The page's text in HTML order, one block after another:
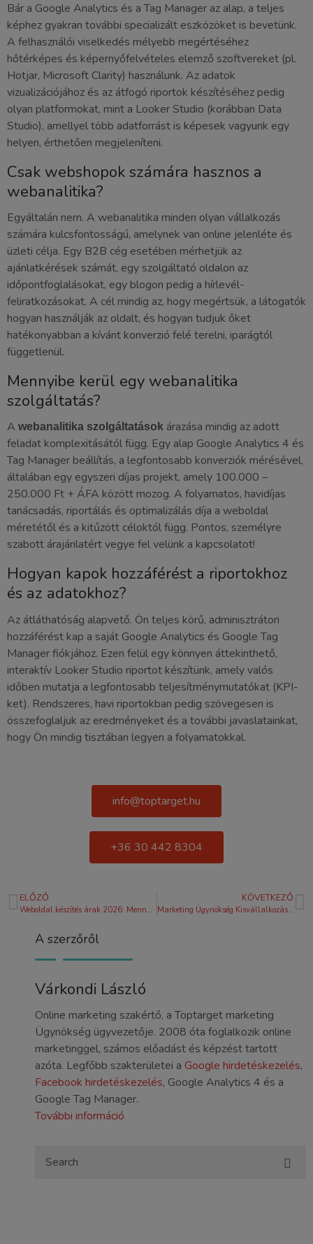
Bár a Google Analytics és a Tag Manager az alap, a teljes
képhez gyakran további specializált eszközöket is bevetünk.
A felhasználói viselkedés mélyebb megértéséhez
hőtérképes és képernyőfelvételes elemző szoftvereket (pl.
Hotjar, Microsoft Clarity) használunk. Az adatok
vizualizációjához és az átfogó riportok készítéséhez pedig
olyan platformokat, mint a Looker Studio (korábban Data
Studio), amellyel több adatforrást is képesek vagyunk egy
helyen, érthetően megjeleníteni.
Csak webshopok számára hasznos a
webanalitika?
Egyáltalán nem. A webanalitika minden olyan vállalkozás
számára kulcsfontosságú, amelynek van online jelenléte és
üzleti célja. Egy B2B cég esetében mérhetjük az
ajánlatkérések számát, egy szolgáltató oldalon az
időpontfoglalásokat, egy blogon pedig a hírlevél-
feliratkozásokat. A cél mindig az, hogy megértsük, a látogatók
hogyan használják az oldalt, és hogyan tudjuk őket
hatékonyabban a kívánt konverzió felé terelni, iparágtól
függetlenül.
Mennyibe kerül egy webanalitika
szolgáltatás?
A webanalitika szolgáltatások árazása mindig az adott
feladat komplexitásától függ. Egy alap Google Analytics 4 és
Tag Manager beállítás, a legfontosabb konverziók mérésével,
általában egy egyszeri díjas projekt, amely 100.000 –
250.000 Ft + ÁFA között mozog. A folyamatos, havidíjas
tanácsadás, riportálás és optimalizálás díja a weboldal
méretétől és a kitűzött céloktól függ. Pontos, személyre
szabott árajánlatért vegye fel velünk a kapcsolatot!
Hogyan kapok hozzáférést a riportokhoz
és az adatokhoz?
Az átláthatóság alapvető. Ön teljes körű, adminisztrátori
hozzáférést kap a saját Google Analytics és Google Tag
Manager fiókjához. Ezen felül egy könnyen áttekinthető,
interaktív Looker Studio riportot készítünk, amely valós
időben mutatja a legfontosabb teljesítménymutatókat (KPI-
ket). Rendszeres, havi riportokban pedig szövegesen is
összefoglaljuk az eredményeket és a további javaslatainkat,
hogy Ön mindig tisztában legyen a folyamatokkal.
info@toptarget.hu
+36 30 442 8304
ELŐZŐ
Weboldal készítés árak 2026: Mennyibe kerül egy profi, vevőszerző honlap?
KÖVETKEZŐ
Marketing Ügynökség Kisvállalkozásoknak: Útmutató a Megtérülő Növekedéshez
A szerzőről
Várkondi László
Online marketing szakértő, a Toptarget marketing
Ügynökség ügyvezetője. 2008 óta foglalkozik online
marketinggel, számos előadást és képzést tartott
azóta. Legfőbb szakterületei a Google hirdetéskezelés,
Facebook hirdetéskezelés, Google Analytics 4 és a
Google Tag Manager.
További információ